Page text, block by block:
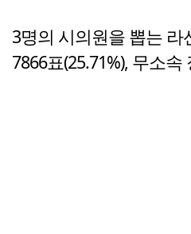
3명의 시의원을 뽑는 라
7866표(25.71%), 무소